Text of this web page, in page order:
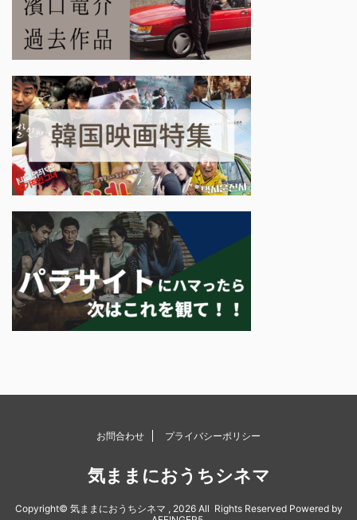
お問合わせ プライバシーポリシー
気ままにおうちシネマ
Copyright© 気ままにおうちシネマ , 2026 All Rights Reserved Powered by